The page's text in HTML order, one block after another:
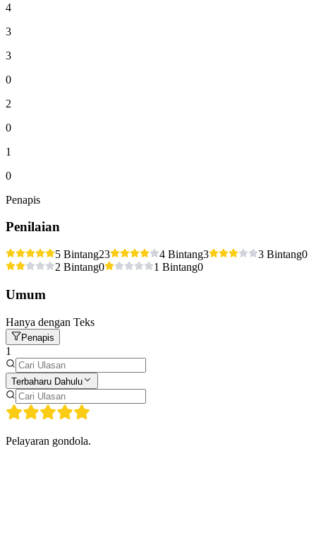
4
3
3
0
2
0
1
0
Penapis
Penilaian
5 Bintang23 4 Bintang3 3 Bintang0
2 Bintang0 1 Bintang0
Umum
Hanya dengan Teks
Penapis
1
Terbaharu Dahulu
Pelayaran gondola.